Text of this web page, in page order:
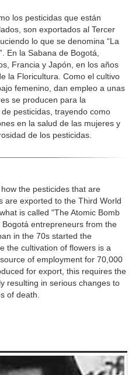
los pesticidas que están
son exportados al Tercer
lo que se denomina “La
En la Sabana de Bogotá,
Francia y Japón, en los años
la Floricultura. Como el cultivo
femenino, dan empleo a unas
se producen para la
pesticidas, trayendo como
en la salud de las mujeres y
de los pesticidas.
the pesticides that are
are exported to the Third World
is called "The Atomic Bomb
entrepreneurs from the
in the 70s started the
the cultivation of flowers is a
of employment for 70,000
for export, this requires the
resulting in serious changes to
of death.